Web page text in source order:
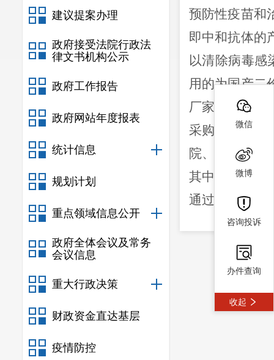
建议提案办理
政府接受法院行政法
律文书机构公示
政府工作报告
政府网站年度报表
统计信息
规划计划
重点领域信息公开
政府全体会议及常务
会议信息
重大行政决策
财政资金直达基层
疫情防控
预防性疫苗和
即中和抗体的
以清除病毒感
用的为国产二
厂家限制，全
采购计划数。
院、牛栏镇中
其中二价疫苗
通过对外公布
二、意
根据县
知》（嵩政办
理工作，县卫
议、政协委
微信
微博
咨询投诉
办件查询
收起